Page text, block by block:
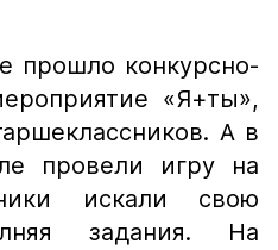
прошло конкурсно-
«Я+ты»,
А в
провели игру на
искали свою
задания. На